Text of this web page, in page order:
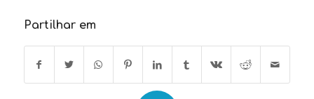
Partilhar em